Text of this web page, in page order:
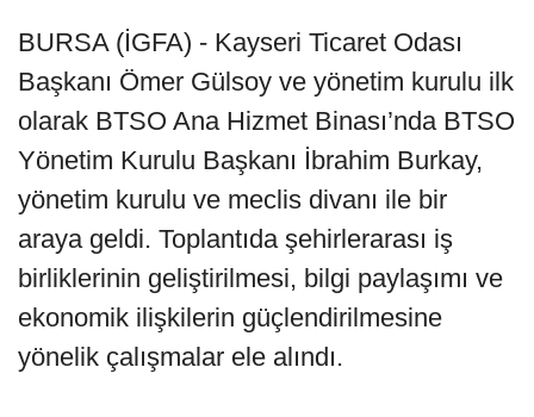
BURSA (İGFA) - Kayseri Ticaret Odası
Başkanı Ömer Gülsoy ve yönetim kurulu ilk
olarak BTSO Ana Hizmet Binası’nda BTSO
Yönetim Kurulu Başkanı İbrahim Burkay,
yönetim kurulu ve meclis divanı ile bir
araya geldi. Toplantıda şehirlerarası iş
birliklerinin geliştirilmesi, bilgi paylaşımı ve
ekonomik ilişkilerin güçlendirilmesine
yönelik çalışmalar ele alındı.